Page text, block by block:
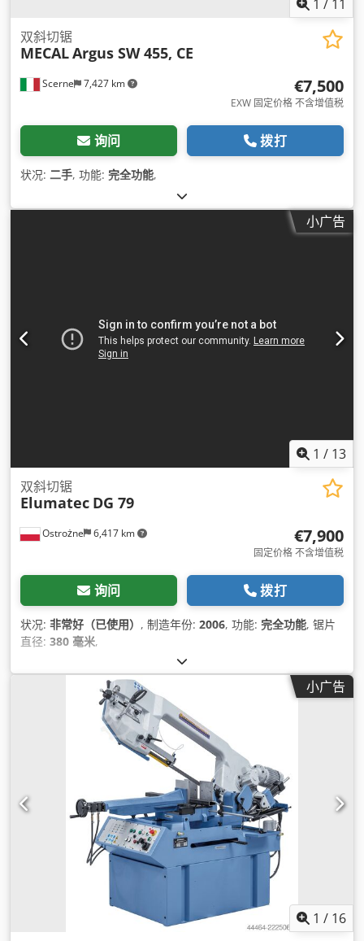
1 / 11
Scerne 7,427 km
双斜切锯
MECALArgus SW 455, CE
€7,500
EXW 固定价格 不含增值税
询问 拨打
状况: 二手, 功能: 完全功能,
小广告
1 / 13
Ostrożne 6,417 km
双斜切锯
Elumatec DG 79
€7,900
固定价格 不含增值税
询问 拨打
状况: 非常好（已使用） , 制造年份: 2006, 功能: 完全功能, 锯片
直径: 380 毫米,
小广告
1 / 16